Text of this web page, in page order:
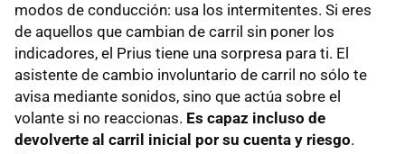
modos de conducción: usa los intermitentes. Si eres
de aquellos que cambian de carril sin poner los
indicadores, el Prius tiene una sorpresa para ti. El
asistente de cambio involuntario de carril no sólo te
avisa mediante sonidos, sino que actúa sobre el
volante si no reaccionas. Es capaz incluso de
devolverte al carril inicial por su cuenta y riesgo.